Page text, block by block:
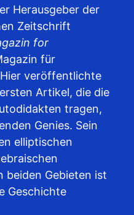
Herausgeber der
Zeitschrift
for
für
veröffentlichte
Artikel, die die
tragen,
Genies. Sein
elliptischen
beiden Gebieten ist
Geschichte